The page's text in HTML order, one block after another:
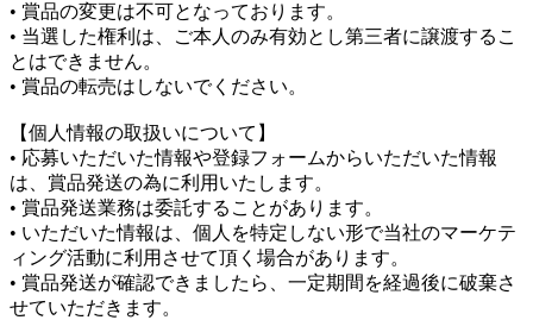
• 賞品の変更は不可となっております。
• 当選した権利は、ご本人のみ有効とし第三者に譲渡するこ
とはできません。
• 賞品の転売はしないでください。
【個人情報の取扱いについて】
• 応募いただいた情報や登録フォームからいただいた情報
は、賞品発送の為に利用いたします。
• 賞品発送業務は委託することがあります。
• いただいた情報は、個人を特定しない形で当社のマーケテ
ィング活動に利用させて頂く場合があります。
• 賞品発送が確認できましたら、一定期間を経過後に破棄さ
せていただきます。